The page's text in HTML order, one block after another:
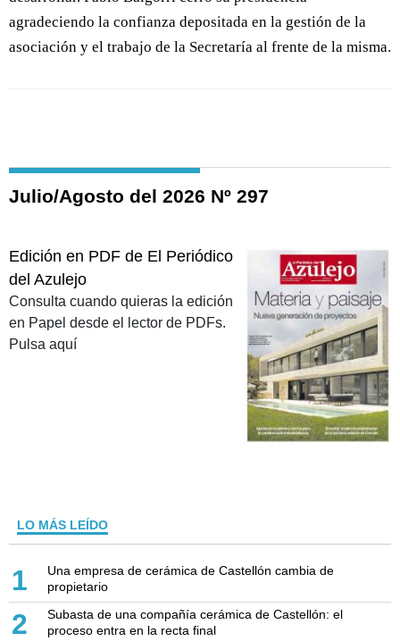
agradeciendo la confianza depositada en la gestión de la
asociación y el trabajo de la Secretaría al frente de la misma.
Julio/Agosto del 2026 Nº 297
Edición en PDF de El Periódico
del Azulejo
Consulta cuando quieras la edición
en Papel desde el lector de PDFs.
Pulsa aquí
LO MÁS LEÍDO
1
Una empresa de cerámica de Castellón cambia de
propietario
2
Subasta de una compañía cerámica de Castellón: el
proceso entra en la recta final